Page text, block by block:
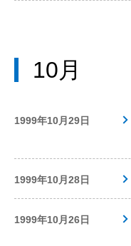
10月
1999年10月29日
1999年10月28日
1999年10月26日